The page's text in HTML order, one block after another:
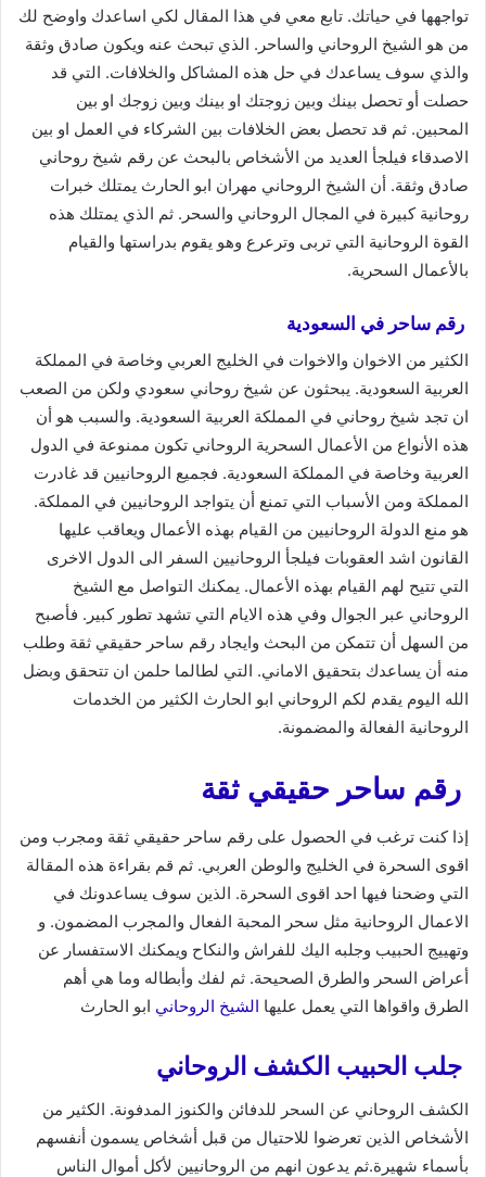
تواجهها في حياتك. تابع معي في هذا المقال لكي اساعدك واوضح لك
من هو الشيخ الروحاني والساحر. الذي تبحث عنه ويكون صادق وثقة
والذي سوف يساعدك في حل هذه المشاكل والخلافات. التي قد
حصلت أو تحصل بينك وبين زوجتك او بينك وبين زوجك او بين
المحبين. ثم قد تحصل بعض الخلافات بين الشركاء في العمل او بين
الاصدقاء فيلجأ العديد من الأشخاص بالبحث عن رقم شيخ روحاني
صادق وثقة. أن الشيخ الروحاني مهران ابو الحارث يمتلك خبرات
روحانية كبيرة في المجال الروحاني والسحر. ثم الذي يمتلك هذه
القوة الروحانية التي تربى وترعرع وهو يقوم بدراستها والقيام
بالأعمال السحرية.
رقم ساحر في السعودية
الكثير من الاخوان والاخوات في الخليج العربي وخاصة في المملكة
العربية السعودية. يبحثون عن شيخ روحاني سعودي ولكن من الصعب
ان تجد شيخ روحاني في المملكة العربية السعودية. والسبب هو أن
هذه الأنواع من الأعمال السحرية الروحاني تكون ممنوعة في الدول
العربية وخاصة في المملكة السعودية. فجميع الروحانيين قد غادرت
المملكة ومن الأسباب التي تمنع أن يتواجد الروحانيين في المملكة.
هو منع الدولة الروحانيين من القيام بهذه الأعمال ويعاقب عليها
القانون اشد العقوبات فيلجأ الروحانيين السفر الى الدول الاخرى
التي تتيح لهم القيام بهذه الأعمال. يمكنك التواصل مع الشيخ
الروحاني عبر الجوال وفي هذه الايام التي تشهد تطور كبير. فأصبح
من السهل أن تتمكن من البحث وايجاد رقم ساحر حقيقي ثقة وطلب
منه أن يساعدك بتحقيق الاماني. التي لطالما حلمن ان تتحقق وبضل
الله اليوم يقدم لكم الروحاني ابو الحارث الكثير من الخدمات
الروحانية الفعالة والمضمونة.
رقم ساحر حقيقي ثقة
إذا كنت ترغب في الحصول على رقم ساحر حقيقي ثقة ومجرب ومن
اقوى السحرة في الخليج والوطن العربي. ثم قم بقراءة هذه المقالة
التي وضحنا فيها احد اقوى السحرة. الذين سوف يساعدونك في
الاعمال الروحانية مثل سحر المحبة الفعال والمجرب المضمون. و
وتهييج الحبيب وجلبه اليك للفراش والنكاح ويمكنك الاستفسار عن
أعراض السحر والطرق الصحيحة. ثم لفك وأبطاله وما هي أهم
الطرق واقواها التي يعمل عليها الشيخ الروحاني ابو الحارث
جلب الحبيب الكشف الروحاني
الكشف الروحاني عن السحر للدفائن والكنوز المدفونة. الكثير من
الأشخاص الذين تعرضوا للاحتيال من قبل أشخاص يسمون أنفسهم
بأسماء شهيرة.ثم يدعون انهم من الروحانيين لأكل أموال الناس